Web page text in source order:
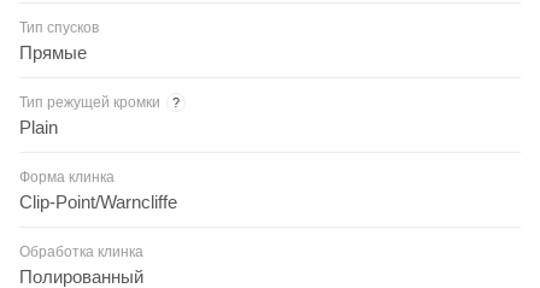
Тип спусков
Прямые
Тип режущей кромки ?
Plain
Форма клинка
Clip-Point/Warncliffe
Обработка клинка
Полированный